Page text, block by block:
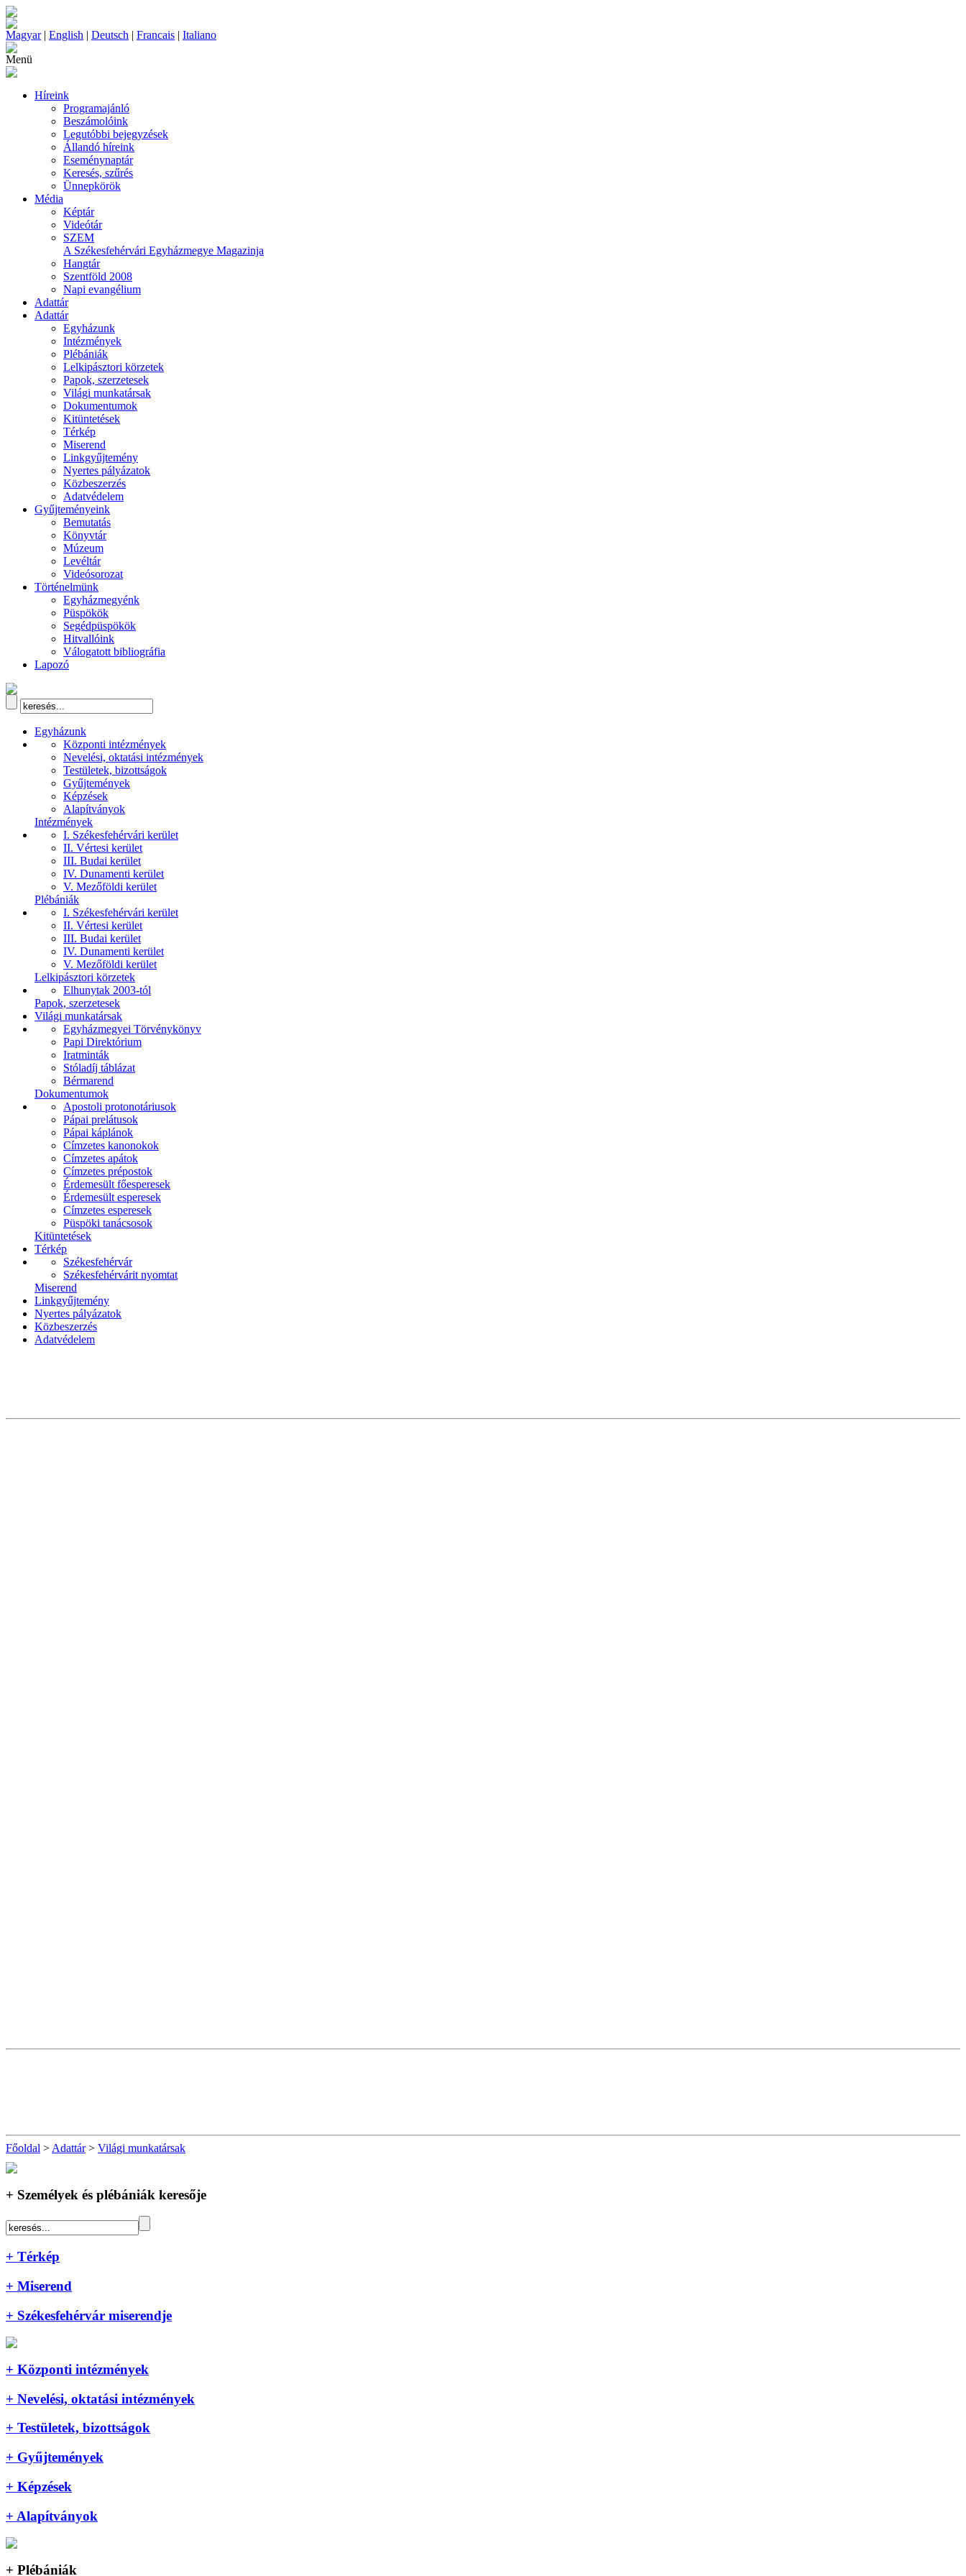
Magyar| English | Deutsch | Francais | Italiano
Menü
Híreink
Programajánló
Beszámolóink
Legutóbbi bejegyzések
Állandó híreink
Eseménynaptár
Keresés, szűrés
Ünnepkörök
Média
Képtár
Videótár
SZEM
A Székesfehérvári Egyházmegye Magazinja
Hangtár
Szentföld 2008
Napi evangélium
Adattár
Adattár
Egyházunk
Intézmények
Plébániák
Lelkipásztori körzetek
Papok, szerzetesek
Világi munkatársak
Dokumentumok
Kitüntetések
Térkép
Miserend
Linkgyűjtemény
Nyertes pályázatok
Közbeszerzés
Adatvédelem
Gyűjteményeink
Bemutatás
Könyvtár
Múzeum
Levéltár
Videósorozat
Történelmünk
Egyházmegyénk
Püspökök
Segédpüspökök
Hitvallóink
Válogatott bibliográfia
Lapozó
Egyházunk
Központi intézmények
Nevelési, oktatási intézmények
Testületek, bizottságok
Gyűjtemények
Képzések
Alapítványok
Intézmények
I. Székesfehérvári kerület
II. Vértesi kerület
III. Budai kerület
IV. Dunamenti kerület
V. Mezőföldi kerület
Plébániák
I. Székesfehérvári kerület
II. Vértesi kerület
III. Budai kerület
IV. Dunamenti kerület
V. Mezőföldi kerület
Lelkipásztori körzetek
Elhunytak 2003-tól
Papok, szerzetesek
Világi munkatársak
Egyházmegyei Törvénykönyv
Papi Direktórium
Iratminták
Stóladíj táblázat
Bérmarend
Dokumentumok
Apostoli protonotáriusok
Pápai prelátusok
Pápai káplánok
Címzetes kanonokok
Címzetes apátok
Címzetes prépostok
Érdemesült főesperesek
Érdemesült esperesek
Címzetes esperesek
Püspöki tanácsosok
Kitüntetések
Térkép
Székesfehérvár
Székesfehérvárit nyomtat
Miserend
Linkgyűjtemény
Nyertes pályázatok
Közbeszerzés
Adatvédelem
Főoldal > Adattár> Világi munkatársak
+ Személyek és plébániák keresője
+ Térkép
+ Miserend
+ Székesfehérvár miserendje
+ Központi intézmények
+ Nevelési, oktatási intézmények
+ Testületek, bizottságok
+ Gyűjtemények
+ Képzések
+ Alapítványok
+ Plébániák